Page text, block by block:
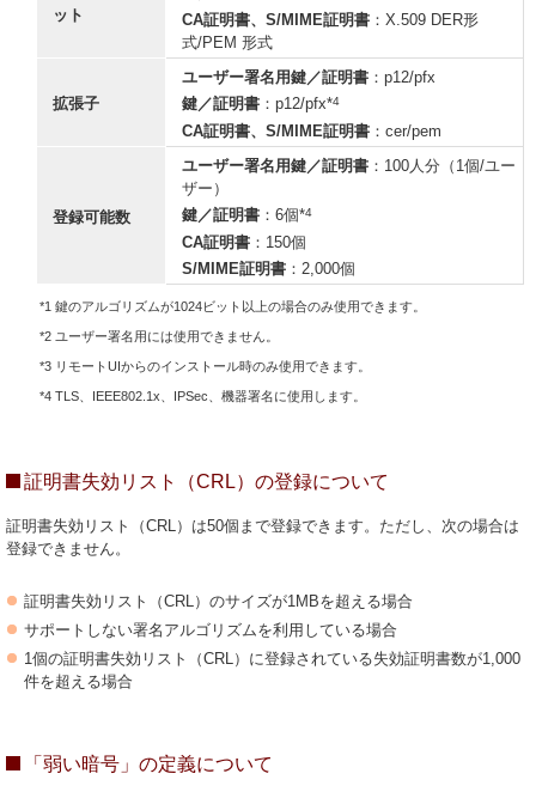
ット
CA証明書、S/MIME証明書 ：X.509 DER形
式/PEM 形式
拡張子
ユーザー署名用鍵／証明書 ：p12/pfx
鍵／証明書 ：p12/pfx*4
CA証明書、S/MIME証明書 ：cer/pem
登録可能数
ユーザー署名用鍵／証明書 ：100人分（1個/ユー
ザー）
鍵／証明書 ：6個*4
CA証明書 ：150個
S/MIME証明書 ：2,000個
*1 鍵のアルゴリズムが1024ビット以上の場合のみ使用できます。
*2 ユーザー署名用には使用できません。
*3 リモートUIからのインストール時のみ使用できます。
*4 TLS、IEEE802.1x、IPSec、機器署名に使用します。
証明書失効リスト（CRL）の登録について
証明書失効リスト（CRL）は50個まで登録できます。ただし、次の場合は
登録できません。
証明書失効リスト（CRL）のサイズが1MBを超える場合
サポートしない署名アルゴリズムを利用している場合
1個の証明書失効リスト（CRL）に登録されている失効証明書数が1,000
件を超える場合
「弱い暗号」の定義について